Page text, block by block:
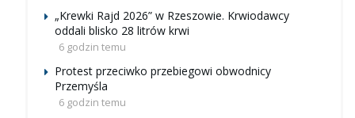
„Krewki Rajd 2026” w Rzeszowie. Krwiodawcy
oddali blisko 28 litrów krwi
6 godzin temu
Protest przeciwko przebiegowi obwodnicy
Przemyśla
6 godzin temu